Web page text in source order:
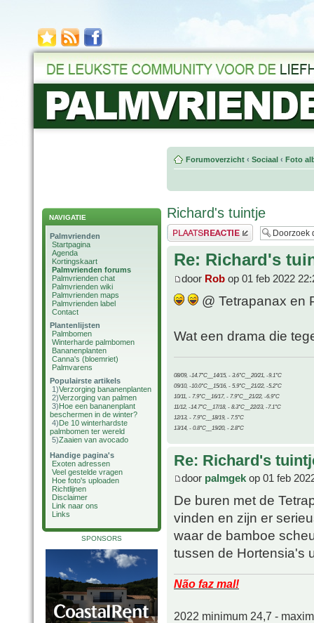
NAVIGATIE
Palmvrienden
Startpagina
Agenda
Kortingskaart
Palmvrienden forums
Palmvrienden chat
Palmvrienden wiki
Palmvrienden maps
Palmvrienden label
Contact
Plantenlijsten
Palmbomen
Winterharde palmbomen
Bananenplanten
Canna's (bloemriet)
Palmvarens
Populairste artikels
1)Verzorging bananenplanten
2)Verzorging van palmen
3)Hoe een bananenplant
beschermen in de winter?
4)De 10 winterhardste
palmbomen ter wereld
5)Zaaien van avocado
Handige pagina's
Exoten adressen
Veel gestelde vragen
Hoe foto's uploaden
Richtlijnen
Disclaimer
Link naar ons
Links
SPONSORS
Forumoverzicht ‹ Sociaal ‹ Foto
Richard's tuintje
Plaats een reactie
Re: Richard's
door Rob op 01 feb 2022
@ Tetrapanax en
Wat een drama die
08/09, -14.7°C__14/15, - 3.6°C__20/21, -9.1°C
09/10, -10.0°C__15/16, - 5.9°C__21/22, -5.2°C
10/11, - 7.9°C__16/17, - 7.9°C__21/22, -6.9°C
11/12, -14.7°C__17/18, - 8.3°C__22/23, -7.1°C
12/13, - 7.9°C__18/19, - 7.5°C
13/14, - 0.8°C__19/20, - 2.8°C
Re: Richard's
door palmgek op 01 feb
De buren met de
vinden en zijn er
waar de bamboe
tussen de Hortensia's
Não faz mal!
2022 minimum 24,7 -